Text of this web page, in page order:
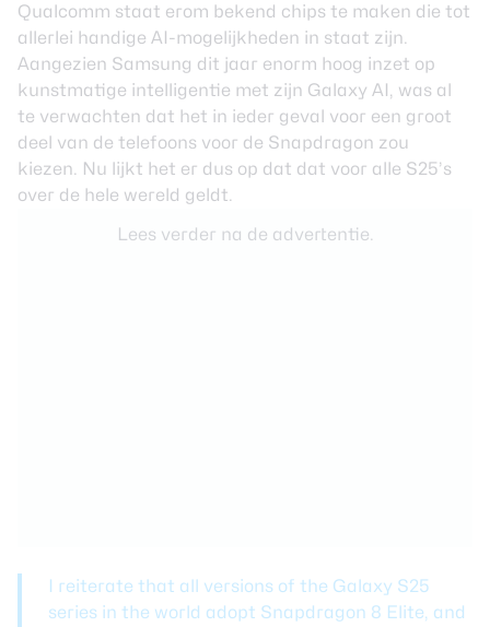
Qualcomm staat erom bekend chips te maken die tot
allerlei handige AI-mogelijkheden in staat zijn.
Aangezien Samsung dit jaar enorm hoog inzet op
kunstmatige intelligentie met zijn Galaxy AI, was al
te verwachten dat het in ieder geval voor een groot
deel van de telefoons voor de Snapdragon zou
kiezen. Nu lijkt het er dus op dat dat voor alle S25’s
over de hele wereld geldt.
Lees verder na de advertentie.
I reiterate that all versions of the Galaxy S25
series in the world adopt Snapdragon 8 Elite, and